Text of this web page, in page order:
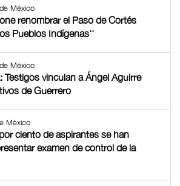
México
renombrar el Paso de Cortés
Pueblos Indígenas''
México
Testigos vinculan a Ángel Aguirre
de Guerrero
México
ciento de aspirantes se han
examen de control de la